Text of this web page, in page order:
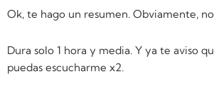
Ok, te hago un resumen. Obviamente,
Dura solo 1 hora y media. Y ya te aviso
puedas escucharme x2.